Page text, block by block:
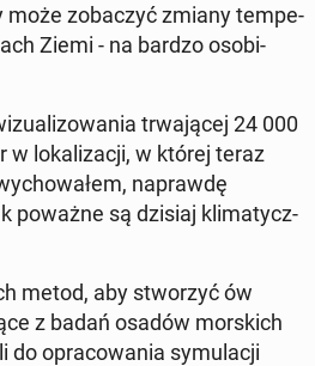
może zo­ba­czyć zmiany tem­pe­
Ziemi - na bardzo oso­bi­
trwa­ją­cej 24 000
w lo­ka­li­za­cji, w której teraz
na­praw­dę
poważne są dzisiaj kli­ma­tycz­
metod, aby stwo­rzyć ów
z badań osadów mor­skich
do opra­co­wa­nia sy­mu­la­cji